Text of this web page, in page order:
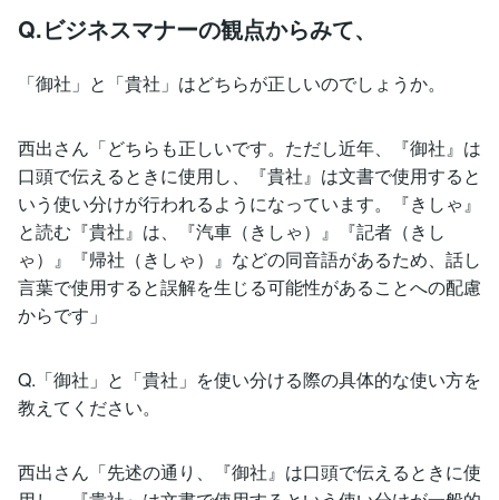
Q.ビジネスマナーの観点からみて、
「御社」と「貴社」はどちらが正しいのでしょうか。
西出さん「どちらも正しいです。ただし近年、『御社』は
口頭で伝えるときに使用し、『貴社』は文書で使用すると
いう使い分けが行われるようになっています。『きしゃ』
と読む『貴社』は、『汽車（きしゃ）』『記者（きし
ゃ）』『帰社（きしゃ）』などの同音語があるため、話し
言葉で使用すると誤解を生じる可能性があることへの配慮
からです」
Q.「御社」と「貴社」を使い分ける際の具体的な使い方を
教えてください。
西出さん「先述の通り、『御社』は口頭で伝えるときに使